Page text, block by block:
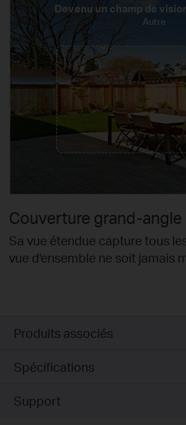
Devenu un champ de
Autre
Couverture grand-angle
Sa vue étendue capture tous
vue d'ensemble ne soit jamais
Produits associés
Spécifications
Support